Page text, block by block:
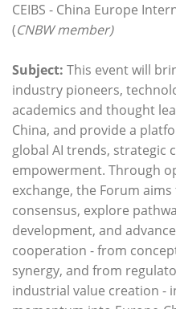
CEIBS - China Europe
(CNBW member)
Subject: This event will
industry pioneers,
academics and thought
China, and provide a
global AI trends, strategic
empowerment. Through
exchange, the Forum
consensus, explore
development, and
cooperation - from
synergy, and from
industrial value creation -